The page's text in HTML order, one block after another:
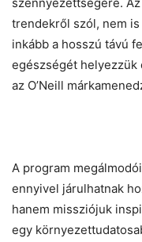
trendekről szól, nem
inkább a hosszú távú
egészségét helyezzük
az O’Neill
A program
ennyivel járulhatnak
hanem missziójuk
egy